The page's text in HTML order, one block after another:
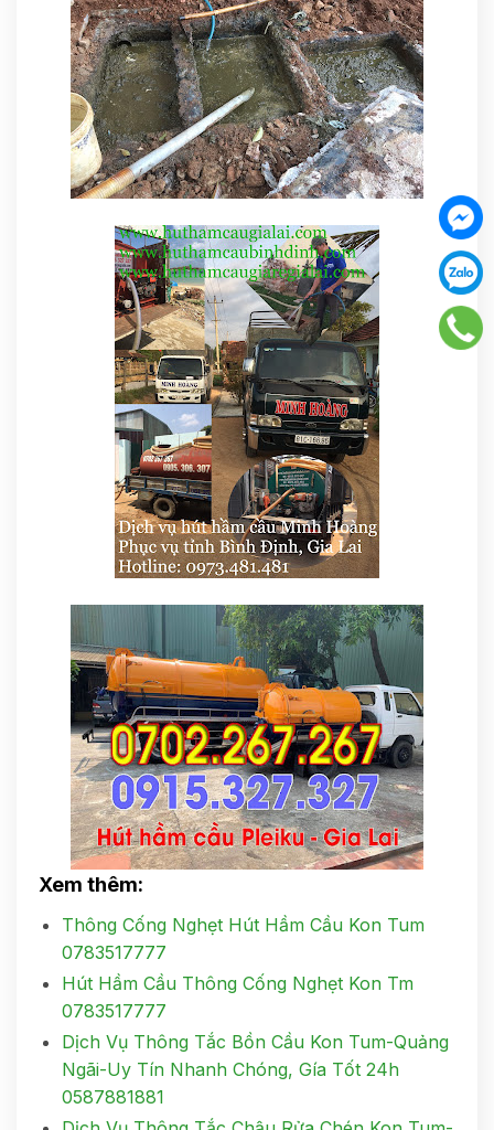
Xem thêm:
Thông Cống Nghẹt Hút Hầm Cầu Kon Tum
0783517777
Hút Hầm Cầu Thông Cống Nghẹt Kon Tm
0783517777
Dịch Vụ Thông Tắc Bồn Cầu Kon Tum-Quảng
Ngãi-Uy Tín Nhanh Chóng, Gía Tốt 24h
0587881881